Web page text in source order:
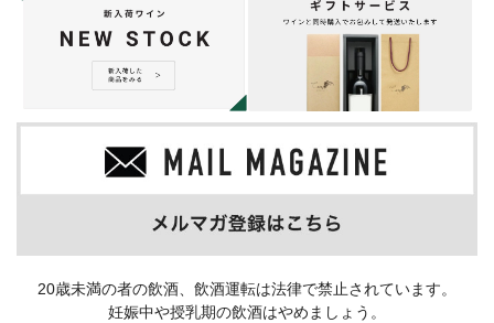
20歳未満の者の飲酒、飲酒運転は法律で禁止されています。
妊娠中や授乳期の飲酒はやめましょう。